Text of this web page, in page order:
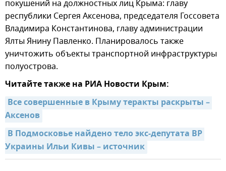
покушений на должностных лиц Крыма: главу
республики Сергея Аксенова, председателя Госсовета
Владимира Константинова, главу администрации
Ялты Янину Павленко. Планировалось также
уничтожить объекты транспортной инфраструктуры
полуострова.
Читайте также на РИА Новости Крым:
Все совершенные в Крыму теракты раскрыты –
Аксенов
В Подмосковье найдено тело экс-депутата ВР
Украины Ильи Кивы – источник